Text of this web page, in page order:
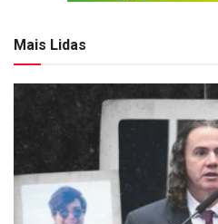
Mais Lidas